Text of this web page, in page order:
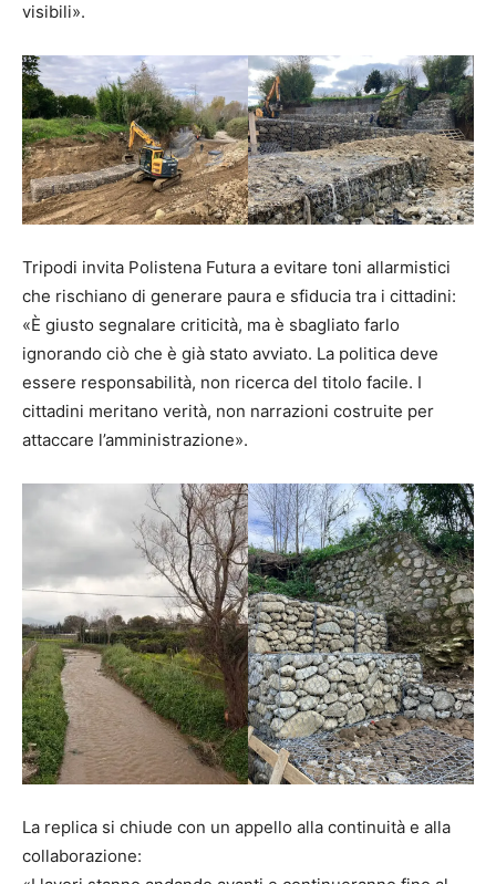
visibili».
Tripodi invita Polistena Futura a evitare toni allarmistici
che rischiano di generare paura e sfiducia tra i cittadini:
«È giusto segnalare criticità, ma è sbagliato farlo
ignorando ciò che è già stato avviato. La politica deve
essere responsabilità, non ricerca del titolo facile. I
cittadini meritano verità, non narrazioni costruite per
attaccare l’amministrazione».
La replica si chiude con un appello alla continuità e alla
collaborazione: